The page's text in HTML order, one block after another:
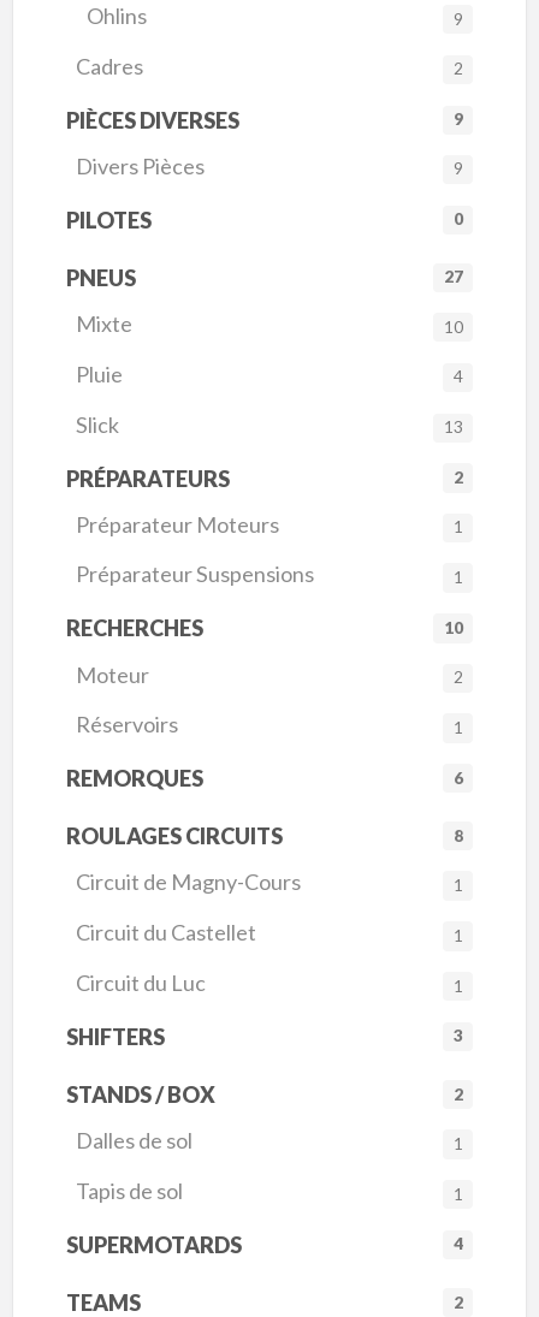
Ohlins 9
Cadres 2
PIÈCES DIVERSES 9
Divers Pièces 9
PILOTES 0
PNEUS 27
Mixte 10
Pluie 4
Slick 13
PRÉPARATEURS 2
Préparateur Moteurs 1
Préparateur Suspensions 1
RECHERCHES 10
Moteur 2
Réservoirs 1
REMORQUES 6
ROULAGES CIRCUITS 8
Circuit de Magny-Cours 1
Circuit du Castellet 1
Circuit du Luc 1
SHIFTERS 3
STANDS / BOX 2
Dalles de sol 1
Tapis de sol 1
SUPERMOTARDS 4
TEAMS 2